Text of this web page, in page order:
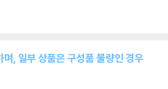
, 일부 상품은 구성품 불량인 경우